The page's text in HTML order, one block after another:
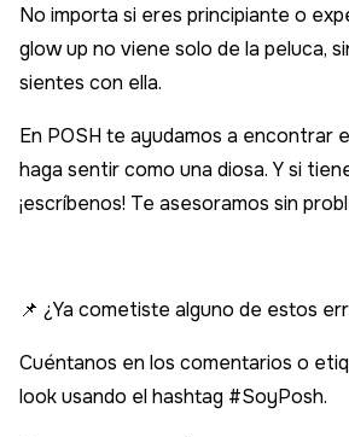
No importa si eres principiante o
glow up no viene solo de la peluca,
sientes con ella.
En POSH te ayudamos a encontrar
haga sentir como una diosa. Y si
¡escríbenos! Te asesoramos sin
📌 ¿Ya cometiste alguno de estos
Cuéntanos en los comentarios o
look usando el hashtag #SoyPosh.